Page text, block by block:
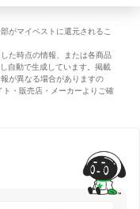
がマイベストに還元されるこ
た時点の情報、または各商品
自動で生成しています。掲載
が異なる場合がありますの
・販売店・メーカーよりご確